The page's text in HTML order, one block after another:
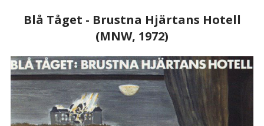
Blå Tåget - Brustna Hjärtans Hotell
(MNW, 1972)